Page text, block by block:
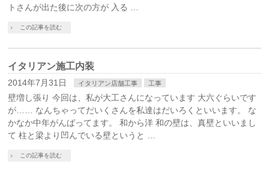
トさんが出た後に次の方が 入る …
この記事を読む
イタリアン施工内装
2014年7月31日 イタリアン店舗工事 工事
壁増し張り 今回は、私が大工さんになっています 大六ぐらいです
が…… なんちゃってだいくさんを私達はだいろくといいます。 な
かなか中年がんばってます。 和から洋 和の壁は、真壁といいまし
て 柱と梁より凹んでいる壁というと …
この記事を読む